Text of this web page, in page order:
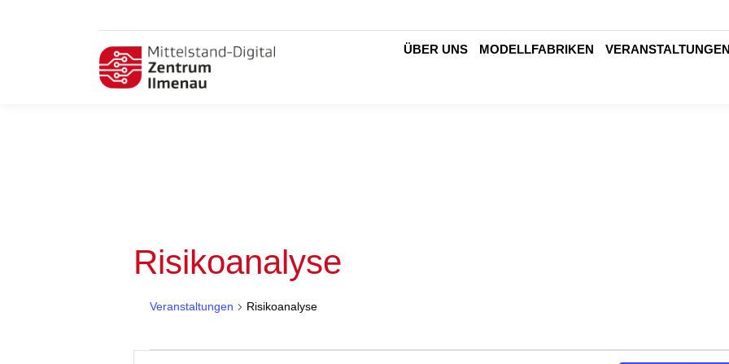
ÜBER UNS MODELLFABRIKEN VERANSTALTUNGEN
Risikoanalyse
Veranstaltungen Risikoanalyse